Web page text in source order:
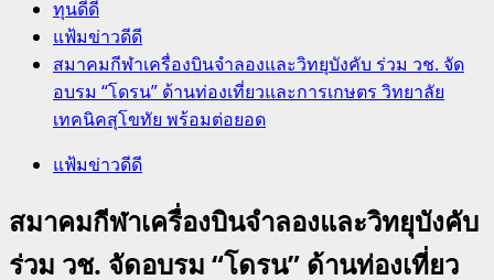
ทุนดีดี
แฟ้มข่าวดีดี
สมาคมกีฬาเครื่องบินจำลองและวิทยุบังคับ ร่วม วช. จัด
อบรม “โดรน” ด้านท่องเที่ยวและการเกษตร วิทยาลัย
เทคนิคสุโขทัย พร้อมต่อยอด
แฟ้มข่าวดีดี
สมาคมกีฬาเครื่องบินจำลองและวิทยุบังคับ
ร่วม วช. จัดอบรม “โดรน” ด้านท่องเที่ยว